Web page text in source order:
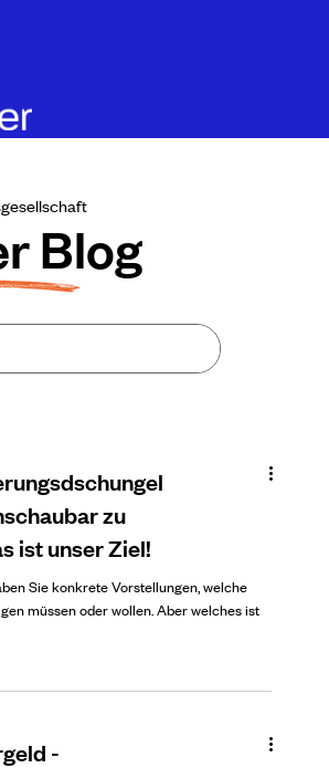
zu
ist unser Ziel!
Sie konkrete Vorstellungen, welche
müssen oder wollen. Aber welches ist
-
Blog